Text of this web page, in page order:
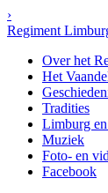
›
Regiment
Over het
Het
Tradities
Limburg
Muziek
Foto- en
Facebook